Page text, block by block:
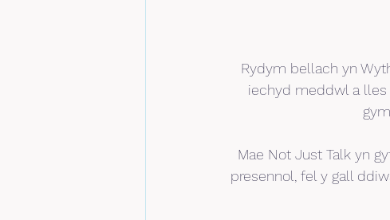
Rydym bellach yn
iechyd meddwl a lles
Mae Not Just Talk yn
presennol, fel y gall